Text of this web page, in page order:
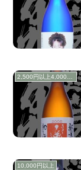
2,500円以上4,000円未満
10,000円以上